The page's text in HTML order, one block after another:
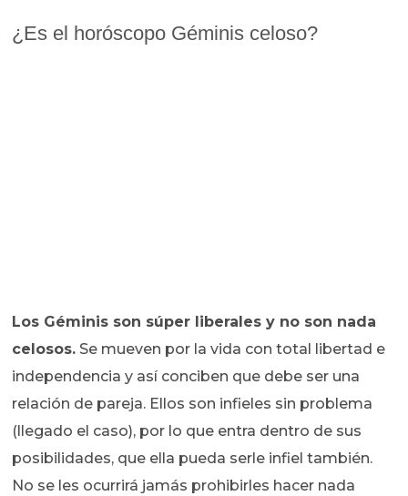
¿Es el horóscopo Géminis celoso?
Los Géminis son súper liberales y no son nada
celosos. Se mueven por la vida con total libertad e
independencia y así conciben que debe ser una
relación de pareja. Ellos son infieles sin problema
(llegado el caso), por lo que entra dentro de sus
posibilidades, que ella pueda serle infiel también.
No se les ocurrirá jamás prohibirles hacer nada